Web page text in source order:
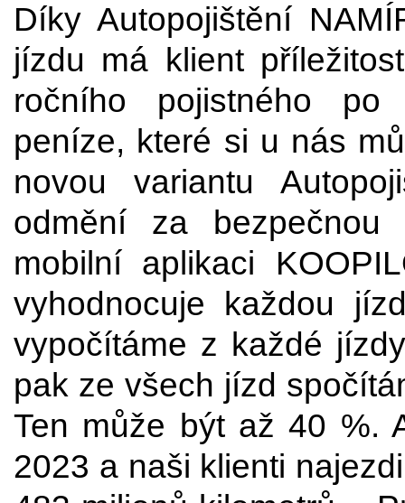
Díky Autopojištění
jízdu má klient
ročního pojistného po
peníze, které si u nás
novou variantu
odmění za
mobilní aplikaci
vyhodnocuje každou
vypočítáme z každé
pak ze všech jízd
Ten může být až 40 %.
2023 a naši klienti